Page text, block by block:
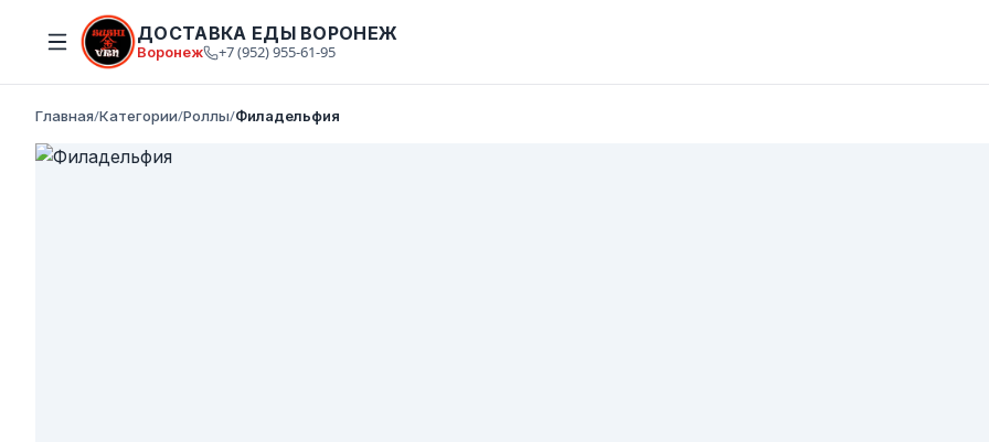
ДОСТАВКА ЕДЫ ВОРОНЕЖ
Воронеж +7 (952) 955-61-95
Главная/Категории/Роллы/Филадельфия